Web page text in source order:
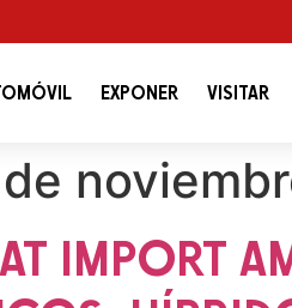
EXPONER VISITAR
IMPORT